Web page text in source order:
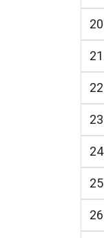
20
21
22
23
24
25
26